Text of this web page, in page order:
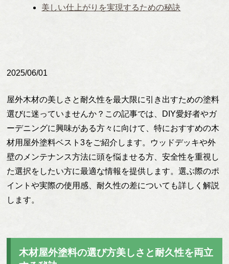
美しい仕上がりを実現するための秘訣
2025/06/01
屋外木材の美しさと耐久性を最大限に引き出すための塗料
選びに迷っていませんか？この記事では、DIY愛好者やガ
ーデニングに興味がある方々に向けて、特におすすめの木
材用屋外塗料ベスト3をご紹介します。ウッドデッキや外
壁のメンテナンス方法に頭を悩ませる方、安全性を重視し
た選択をしたい方に最適な情報を提供します。選ぶ際のポ
イントや実際の使用感、耐久性の差についても詳しく解説
します。
木材屋外塗料の選び方美しさと耐久性を両立